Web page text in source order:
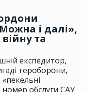
і далі»,
та
експедитор,
тероборони,
обслуги САУ